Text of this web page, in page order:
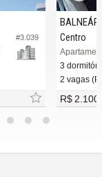
#3.039 Centro
3
2 vagas
R$